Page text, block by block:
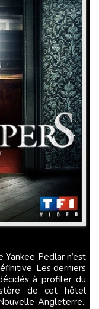
Les derniers
à profiter du
de cet hôtel
Angleterre..